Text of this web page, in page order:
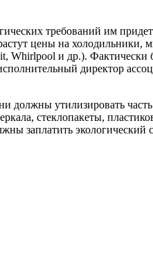
требований им
цены на холодильники,
Whirlpool и др.). Фактически
директор
должны утилизировать
стеклопакеты,
заплатить экологический